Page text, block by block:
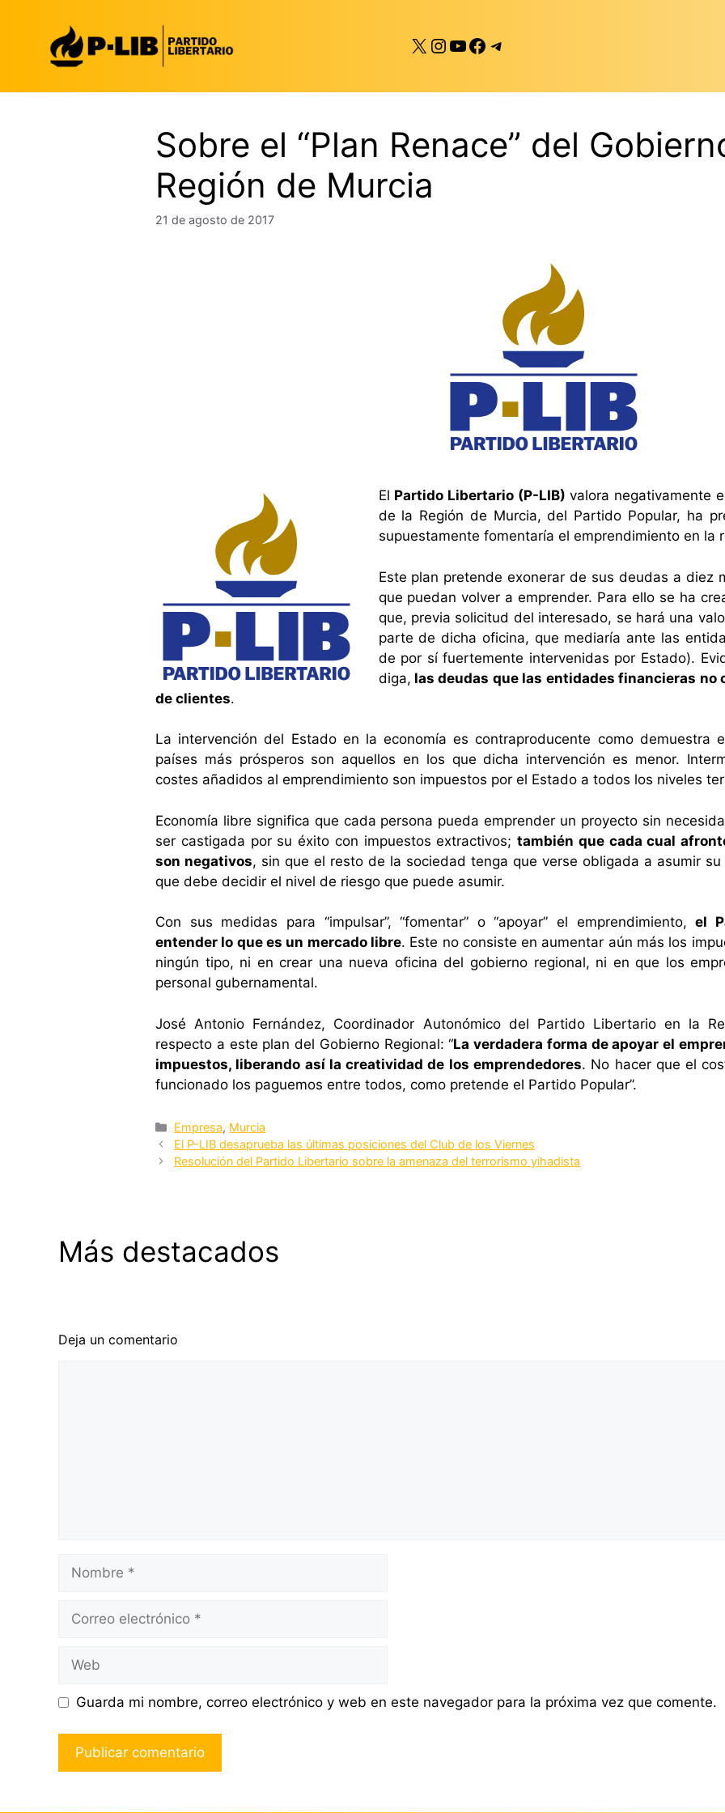
contenido
X Instagram
YouTube
Facebook
Telegram
Sobre el “Plan Renace” del
Región de Murcia
21 de agosto de 2017
El Partido Libertario (P-LIB) valora negativamente
de la Región de Murcia, del Partido Popular, ha
supuestamente fomentaría el emprendimiento en la
Este plan pretende exonerar de sus deudas a diez
que puedan volver a emprender. Para ello se ha
que, previa solicitud del interesado, se hará una
parte de dicha oficina, que mediaría ante las
de por sí fuertemente intervenidas por Estado).
diga, las deudas que las entidades financieras
de clientes.
La intervención del Estado en la economía es contraproducente como demuestra
países más prósperos son aquellos en los que dicha intervención es menor.
costes añadidos al emprendimiento son impuestos por el Estado a todos los niveles
Economía libre significa que cada persona pueda emprender un proyecto sin
ser castigada por su éxito con impuestos extractivos; también que cada cual
son negativos, sin que el resto de la sociedad tenga que verse obligada a asumir
que debe decidir el nivel de riesgo que puede asumir.
Con sus medidas para “impulsar”, “fomentar” o “apoyar” el emprendimiento,el
entender lo que es un mercado libre. Este no consiste en aumentar aún más los
ningún tipo, ni en crear una nueva oficina del gobierno regional, ni en que los
personal gubernamental.
José Antonio Fernández, Coordinador Autonómico del Partido Libertario en la
respecto a este plan del Gobierno Regional: “La verdadera forma de apoyar el
impuestos, liberando así la creatividad de los emprendedores. No hacer que el
funcionado los paguemos entre todos, como pretende el Partido Popular”.
Categorías
Empresa, Murcia
El P-LIB desaprueba las últimas posiciones del Club de los Viernes
Resolución del Partido Libertario sobre la amenaza del terrorismo yihadista
Más destacados
Reparto de material electoral del
P-LIB
Deja un comentario
Nombre
Correo
Web
Guarda mi nombre, correo electrónico y web en este navegador para la próxima vez que comente.